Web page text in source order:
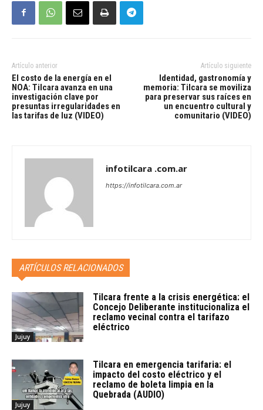
Artículo anterior
El costo de la energía en el
NOA: Tilcara avanza en una
investigación clave por
presuntas irregularidades en
las tarifas de luz (VIDEO)
Artículo siguiente
Identidad, gastronomía y
memoria: Tilcara se moviliza
para preservar sus raíces en
un encuentro cultural y
comunitario (VIDEO)
infotilcara .com.ar
https://infotilcara.com.ar
ARTÍCULOS RELACIONADOS
Jujuy
Tilcara frente a la crisis energética: el
Concejo Deliberante institucionaliza el
reclamo vecinal contra el tarifazo
eléctrico
Jujuy
Tilcara en emergencia tarifaria: el
impacto del costo eléctrico y el
reclamo de boleta limpia en la
Quebrada (AUDIO)